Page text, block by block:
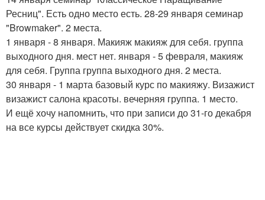
Ресниц". Есть одно место есть. 28-29 января семинар
"Browmaker". 2 места.
1 января - 8 января. Макияж макияж для себя. группа
выходного дня. мест нет. января - 5 февраля, макияж
для себя. Группа группа выходного дня. 2 места.
30 января - 1 марта базовый курс по макияжу. Визажист
визажист салона красоты. вечерняя группа. 1 место.
И ещё хочу напомнить, что при записи до 31-го декабря
на все курсы действует скидка 30%.